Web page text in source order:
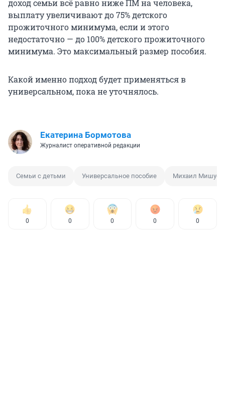
доход семьи всё равно ниже ПМ на человека,
выплату увеличивают до 75% детского
прожиточного минимума, если и этого
недостаточно — до 100% детского прожиточного
минимума. Это максимальный размер пособия.
Какой именно подход будет применяться в
универсальном, пока не уточнялось.
Екатерина Бормотова
Журналист оперативной редакции
Семьи с детьми Универсальное пособие Михаил
0 0 0 0 0